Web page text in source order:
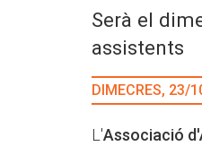
Serà el
assistents
DIMECRES, 23/
L'Associació